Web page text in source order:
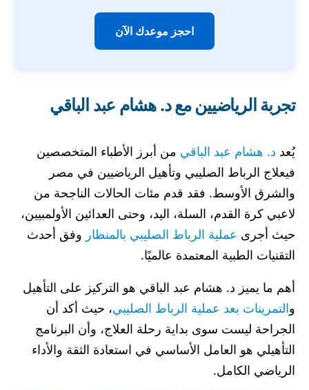
احجز موعدك الآن
تجربة الرياضيين مع د. هشام عبد الباقي
يُعد د. هشام عبد الباقي من أبرز الأطباء المتخصصين
فيعلاج الرباط الصليبي وتأهيل الرياضيين في مصر
والشرق الأوسط. فقد قدم مئات الحالات الناجحة من
لاعبي كرة القدم، السلة، اليد، وحتى العدائين الأولمبيين،
حيث أجرى عملية الرباط الصليبي بالمنظار وفق أحدث
التقنيات الطبية المعتمدة عالميًا.
أهم ما يميز د. هشام عبد الباقي هو التركيز على التأهيل
والتمرينات بعد عملية الرباط الصليبي، حيث أكد أن
الجراحة ليست سوى بداية رحلة العلاج، وأن البرنامج
التأهيلي هو العامل الأساسي في استعادة الثقة والأداء
الرياضي الكامل.